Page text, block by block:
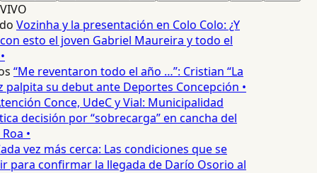
VIVO
Vozinha y la presentación en Colo Colo: ¿Y
esto el joven Gabriel Maureira y todo el
“Me reventaron todo el año …”: Cristian “La
palpita su debut ante Deportes Concepción •
Conce, UdeC y Vial: Municipalidad
decisión por “sobrecarga” en cancha del
•
vez más cerca: Las condiciones que se
para confirmar la llegada de Darío Osorio al